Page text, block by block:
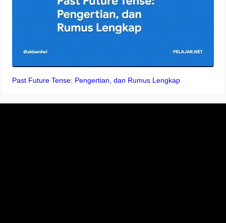
Past Future Tense: Pengertian, dan Rumus Lengkap